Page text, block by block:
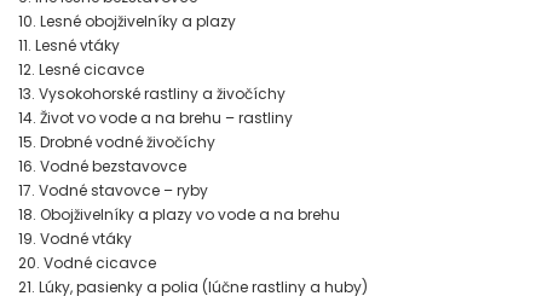
10. Lesné obojživelníky a plazy
11. Lesné vtáky
12. Lesné cicavce
13. Vysokohorské rastliny a živočíchy
14. Život vo vode a na brehu – rastliny
15. Drobné vodné živočíchy
16. Vodné bezstavovce
17. Vodné stavovce – ryby
18. Obojživelníky a plazy vo vode a na brehu
19. Vodné vtáky
20. Vodné cicavce
21. Lúky, pasienky a polia (lúčne rastliny a huby)